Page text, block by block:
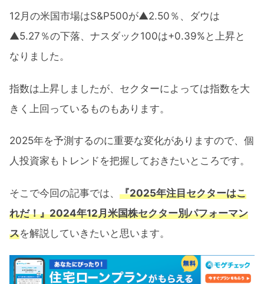
12月の米国市場はS&P500が▲2.50％、ダウは
▲5.27％の下落、ナスダック100は+0.39%と上昇と
なりました。
指数は上昇しましたが、セクターによっては指数を大
きく上回っているものもあります。
2025年を予測するのに重要な変化がありますので、個
人投資家もトレンドを把握しておきたいところです。
そこで今回の記事では、 『2025年注目セクターはこ
れだ！』2024年12月米国株セクター別パフォーマン
スを解説していきたいと思います。